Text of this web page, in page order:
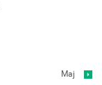
Maj